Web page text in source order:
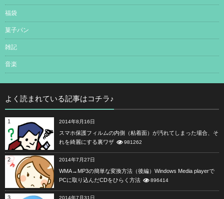
福袋
菓子パン
雑記
音楽
よく読まれている記事はコチラ♪
1 2014年8月16日
スマホ保護フィルムの内側（粘着面）が汚れてしまった場合、そ
れを綺麗にする裏ワザ
981262
2 2014年7月27日
WMA→MP3の簡単な変換方法（後編）Windows Media playerで
PCに取り込んだCDをひらく方法
896414
3 2014年7月31日